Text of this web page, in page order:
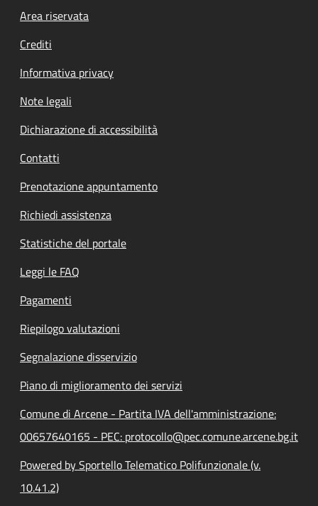
Footer menu
Area riservata
Crediti
Informativa privacy
Note legali
Dichiarazione di accessibilità
Contatti
Prenotazione appuntamento
Richiedi assistenza
Statistiche del portale
Leggi le FAQ
Pagamenti
Riepilogo valutazioni
Segnalazione disservizio
Piano di miglioramento dei servizi
Comune di Arcene - Partita IVA dell'amministrazione:
00657640165 - PEC: protocollo@pec.comune.arcene.bg.it
Powered by Sportello Telematico Polifunzionale (v.
10.41.2)